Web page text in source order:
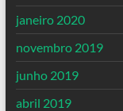
janeiro 2020
novembro 2019
junho 2019
abril 2019